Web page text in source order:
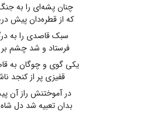
چنان پشه‌ای را به
که از قطره‌دان پیش
سبک قاصدی را به
فرستاد و شد چشم بر
یکی گوی و چوگان به
قفیزی پر از کنجد
در آموختنش راز آن
بدان تعبیه شد دل